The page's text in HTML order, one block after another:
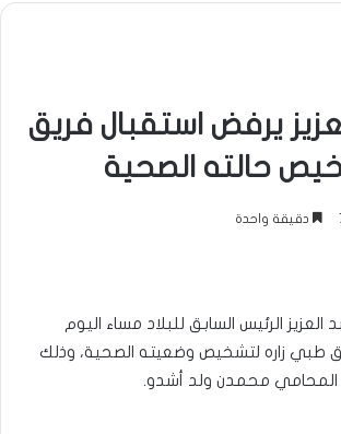
يرفض استقبال فريق
حالته الصحية
دقيقة واحدة
الرئيس السابق للبلاد مساء اليوم
طبي زاره لتشخيص وضعيته الصحية، وذلك
محمدن ولد أشدو.